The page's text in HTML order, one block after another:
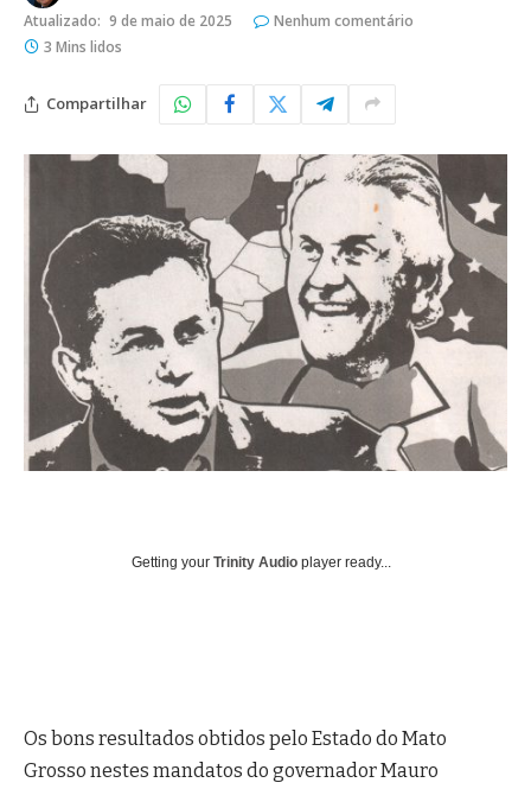
Atualizado: 9 de maio de 2025
Nenhum comentário
3 Mins lidos
Compartilhar
Getting your Trinity Audio player ready...
Os bons resultados obtidos pelo Estado do Mato
Grosso nestes mandatos do governador Mauro